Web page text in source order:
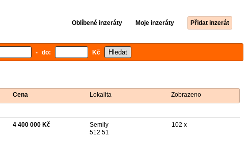
Oblíbené inzeráty Moje inzeráty Přidat inzerát
- do: Kč
Cena Lokalita Zobrazeno
4 400 000 Kč
Semily
512 51
102 x